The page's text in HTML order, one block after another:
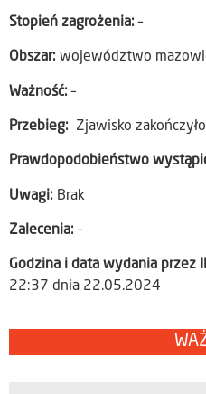
Stopień zagrożenia:–
Obszar: województwo
Ważność:–
Przebieg: Zjawisko
Prawdopodobieństwo
Uwagi: Brak
Zalecenia:–
Godzina i data wydania przez
22:37 dnia 22.05.2024